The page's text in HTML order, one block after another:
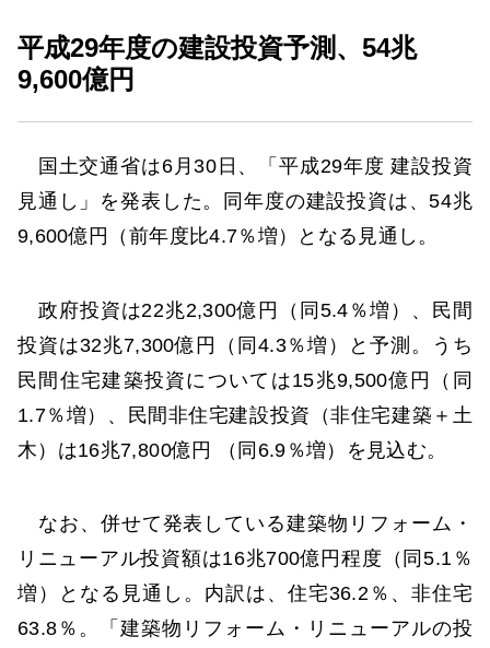
平成29年度の建設投資予測、54兆
9,600億円
国土交通省は6月30日、「平成29年度 建設投資
見通し」を発表した。同年度の建設投資は、54兆
9,600億円（前年度比4.7％増）となる見通し。
政府投資は22兆2,300億円（同5.4％増）、民間
投資は32兆7,300億円（同4.3％増）と予測。うち
民間住宅建築投資については15兆9,500億円（同
1.7％増）、民間非住宅建設投資（非住宅建築＋土
木）は16兆7,800億円 （同6.9％増）を見込む。
なお、併せて発表している建築物リフォーム・
リニューアル投資額は16兆700億円程度（同5.1％
増）となる見通し。内訳は、住宅36.2％、非住宅
63.8％。「建築物リフォーム・リニューアルの投